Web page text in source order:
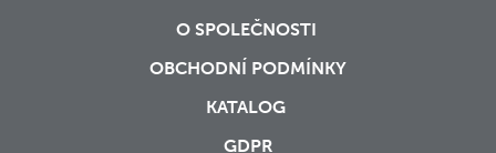
O SPOLEČNOSTI
OBCHODNÍ PODMÍNKY
KATALOG
GDPR